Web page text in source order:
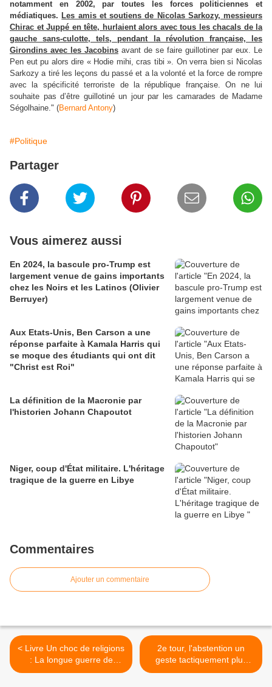
notamment en 2002, par toutes les forces politiciennes et
médiatiques. Les amis et soutiens de Nicolas Sarkozy, messieurs
Chirac et Juppé en tête, hurlaient alors avec tous les chacals de la
gauche sans-culotte, tels, pendant la révolution française, les
Girondins avec les Jacobins avant de se faire guillotiner par eux. Le
Pen eut pu alors dire « Hodie mihi, cras tibi ». On verra bien si Nicolas
Sarkozy a tiré les leçons du passé et a la volonté et la force de rompre
avec la spécificité terroriste de la république française. On ne lui
souhaite pas d’être guillotiné un jour par les camarades de Madame
Ségolhaine." (Bernard Antony)
#Politique
Partager
Vous aimerez aussi
En 2024, la bascule pro-Trump est
largement venue de gains importants
chez les Noirs et les Latinos (Olivier
Berruyer)
Aux Etats-Unis, Ben Carson a une
réponse parfaite à Kamala Harris qui
se moque des étudiants qui ont dit
"Christ est Roi"
La définition de la Macronie par
l'historien Johann Chapoutot
Niger, coup d'État militaire. L'héritage
tragique de la guerre en Libye
Commentaires
Ajouter un commentaire
< Livre Un choc de religions
: La longue guerre de
l'islam et de la chrétienté
2e tour, l'abstention un
geste tactiquement plus
fécond pour l'avenir >